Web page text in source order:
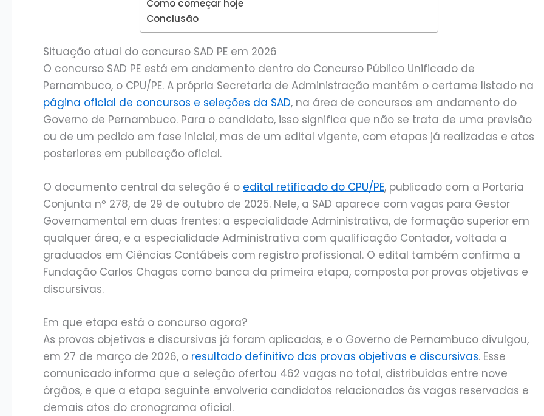
Como começar hoje
Conclusão
Situação atual do concurso SAD PE em 2026
O concurso SAD PE está em andamento dentro do Concurso Público Unificado de
Pernambuco, o CPU/PE. A própria Secretaria de Administração mantém o certame listado na
página oficial de concursos e seleções da SAD, na área de concursos em andamento do
Governo de Pernambuco. Para o candidato, isso significa que não se trata de uma previsão
ou de um pedido em fase inicial, mas de um edital vigente, com etapas já realizadas e atos
posteriores em publicação oficial.
O documento central da seleção é o edital retificado do CPU/PE, publicado com a Portaria
Conjunta nº 278, de 29 de outubro de 2025. Nele, a SAD aparece com vagas para Gestor
Governamental em duas frentes: a especialidade Administrativa, de formação superior em
qualquer área, e a especialidade Administrativa com qualificação Contador, voltada a
graduados em Ciências Contábeis com registro profissional. O edital também confirma a
Fundação Carlos Chagas como banca da primeira etapa, composta por provas objetivas e
discursivas.
Em que etapa está o concurso agora?
As provas objetivas e discursivas já foram aplicadas, e o Governo de Pernambuco divulgou,
em 27 de março de 2026, o resultado definitivo das provas objetivas e discursivas. Esse
comunicado informa que a seleção ofertou 462 vagas no total, distribuídas entre nove
órgãos, e que a etapa seguinte envolveria candidatos relacionados às vagas reservadas e
demais atos do cronograma oficial.